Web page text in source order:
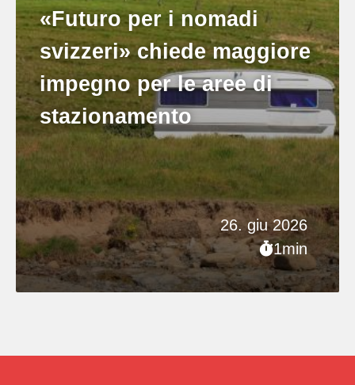
26. giu 2026
1min
«Futuro per i nomadi
svizzeri» chiede maggiore
impegno per le aree di
stazionamento